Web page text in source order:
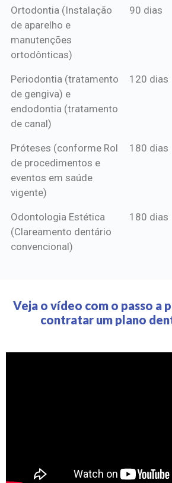
Ortodontia (Instalação
de aparelho e
manutenções
ortodônticas)
90 dias
Periodontia (tratamento
de gengiva) e
endodontia (tratamento
de canal)
120 dias
Próteses (conforme Rol
de procedimentos e
eventos em saúde
vigente)
180 dias
Odontologia Estética
(Clareamento dentário
convencional)
180 dias
Veja o vídeo com o passo a
contratar um plano